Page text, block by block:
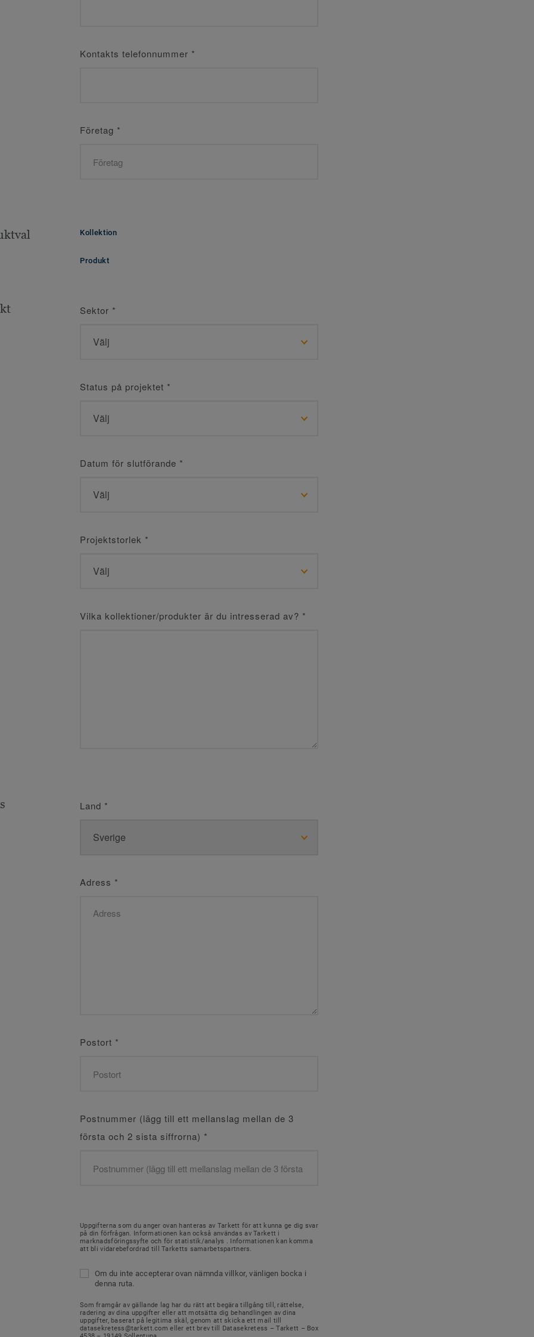
Kontakts telefonnummer *
Företag *
Kollektion
Produkt
Sektor *
Status på projektet *
Datum för slutförande *
Projektstorlek *
Vilka kollektioner/produkter är du intresserad av? *
Land *
Adress *
Postort *
Postnummer (lägg till ett mellanslag mellan de 3
första och 2 sista siffrorna) *
Uppgifterna som du anger ovan hanteras av Tarkett för att kunna ge dig svar
på din förfrågan. Informationen kan också användas av Tarkett i
marknadsföringssyfte och för statistik/analys . Informationen kan komma
att bli vidarebefordrad till Tarketts samarbetspartners.
Om du inte accepterar ovan nämnda villkor, vänligen bocka i
denna ruta.
Som framgår av gällande lag har du rätt att begära tillgång till, rättelse,
radering av dina uppgifter eller att motsätta dig behandlingen av dina
uppgifter, baserat på legitima skäl, genom att skicka ett mail till
datasekretess@tarkett.com eller ett brev till Datasekretess – Tarkett – Box